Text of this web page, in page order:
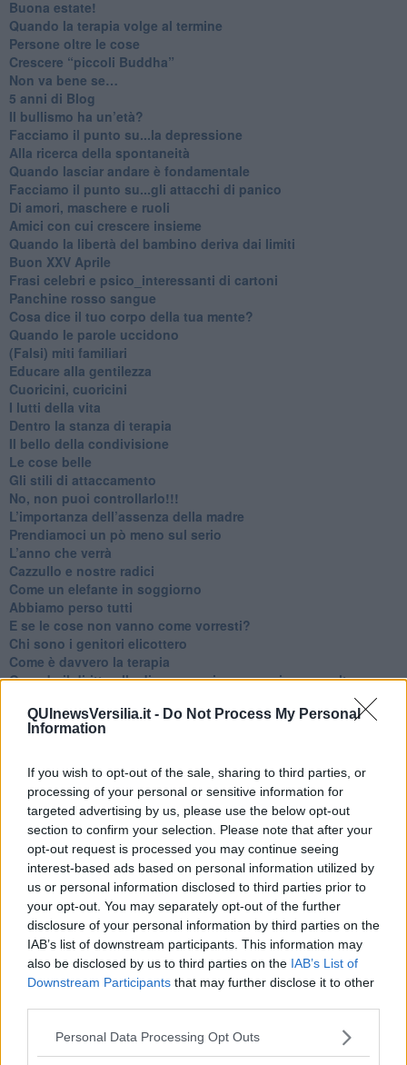
QUInewsVersilia.it - Do Not Process My Personal
Information
If you wish to opt-out of the sale, sharing to third parties, or
processing of your personal or sensitive information for
targeted advertising by us, please use the below opt-out
section to confirm your selection. Please note that after your
opt-out request is processed you may continue seeing
interest-based ads based on personal information utilized by
us or personal information disclosed to third parties prior to
your opt-out. You may separately opt-out of the further
disclosure of your personal information by third parties on the
IAB’s list of downstream participants. This information may
also be disclosed by us to third parties on the IAB’s List of
Downstream Participants that may further disclose it to other
Personal Data Processing Opt Outs
Buona estate!
​Quando la terapia volge al termine
​Persone oltre le cose
​Crescere “piccoli Buddha”
Non va bene se…
​5 anni di Blog
​Il bullismo ha un’età?
Facciamo il punto su...la depressione
​Alla ricerca della spontaneità
​Quando lasciar andare è fondamentale
Facciamo il punto su...gli attacchi di panico
Di amori, maschere e ruoli
​Amici con cui crescere insieme
​Quando la libertà del bambino deriva dai limiti
Buon XXV Aprile
​Frasi celebri e psico_interessanti di cartoni
​Panchine rosso sangue
​Cosa dice il tuo corpo della tua mente?
​Quando le parole uccidono
​(Falsi) miti familiari
​Educare alla gentilezza
​Cuoricini, cuoricini
I lutti della vita
​Dentro la stanza di terapia
​Il bello della condivisione
Le cose belle
​Gli stili di attaccamento
No, non puoi controllarlo!!!
​L’importanza dell’assenza della madre
​Prendiamoci un pò meno sul serio
​L’anno che verrà
​Cazzullo e nostre radici
​Come un elefante in soggiorno
​Abbiamo perso tutti
E se le cose non vanno come vorresti?
​Chi sono i genitori elicottero
Come è davvero la terapia
Quando il diritto alla disconnessione non viene accolto
​Il diritto ad essere disconnessi
​Il pensiero dicotomico e la salute mentale
​La Clownterapia
​Differenze tra persone frustrate e non
L’invisibile fatica mentale
Vacanze a km zero
​Buone Vacan(si)e!
​Il lato positivo delle cose
​Storie antiche di tempi moderni
​Quello che alle mamme non dicono
Adultescenza
Homo imbecillis
​4 anni di Blog
Quando il silenzio è aggressivo
​Il passato, questo conosciuto!
​Clima ballerino e sbalzi d’umore
​L’uomo o l’orso?
Non hanno un amico a teatro​